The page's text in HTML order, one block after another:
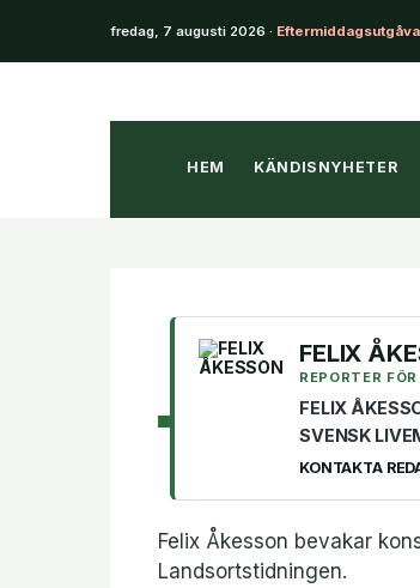
fredag, 7 augusti 2026 · Eftermiddagsutgåva
HEM KÄNDISNYHETER
FELIX
REPORTER
FELIX
SVENSK
KONTAKTA
Felix Åkesson bevakar
Landsortstidningen.